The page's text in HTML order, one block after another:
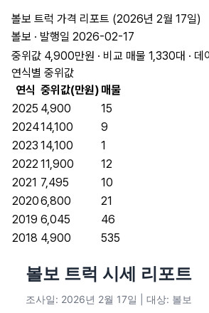
볼보 트럭 가격 리포트 (2026년 2월 17일)
볼보 · 발행일 2026-02-17
중위값 4,900만원 · 비교 매물 1,330대 · 데
연식별 중위값
연식 중위값(만원) 매물
2025 4,900
15
202414,100
9
2023 14,100
1
2022 11,900
12
2021 7,495
10
20206,800
21
2019 6,045
46
2018 4,900 535
볼보 트럭 시세 리포트
조사일: 2026년 2월 17일 | 대상: 볼보